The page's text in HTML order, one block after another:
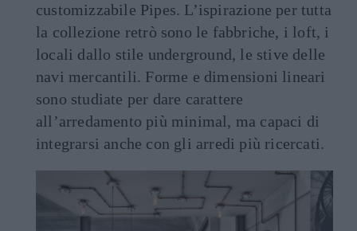
customizzabile Pipes. L’ispirazione per tutta
la collezione retrò sono le fabbriche, i loft, i
locali dallo stile underground, le stive delle
navi mercantili. Forme e dimensioni lineari
sono studiate per dare carattere
all’arredamento più minimal, ma capaci di
integrarsi anche con gli arredi più ricercati.